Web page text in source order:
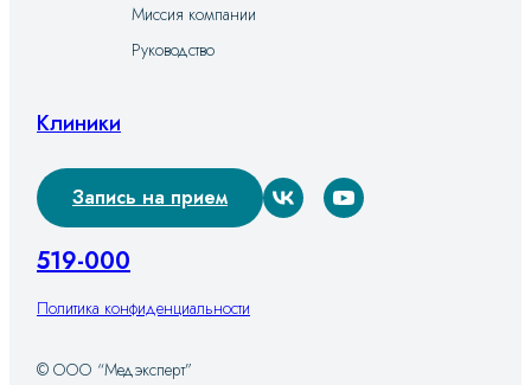
Миссия компании
Руководство
Клиники
Запись на прием
519-000
Политика конфиденциальности
© ООО “Медэксперт”